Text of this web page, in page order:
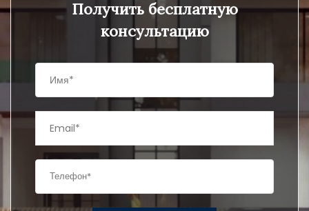
Получить бесплатную
консультацию